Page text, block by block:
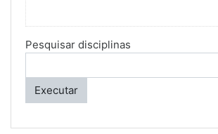
Pesquisar disciplinas
Executar